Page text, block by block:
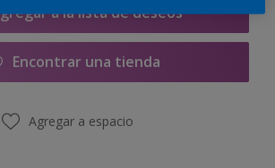
a la lista de deseos
Encontrar una tienda
Agregar a espacio